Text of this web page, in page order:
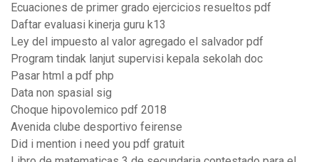
Ecuaciones de primer grado ejercicios resueltos pdf
Daftar evaluasi kinerja guru k13
Ley del impuesto al valor agregado el salvador pdf
Program tindak lanjut supervisi kepala sekolah doc
Pasar html a pdf php
Data non spasial sig
Choque hipovolemico pdf 2018
Avenida clube desportivo feirense
Did i mention i need you pdf gratuit